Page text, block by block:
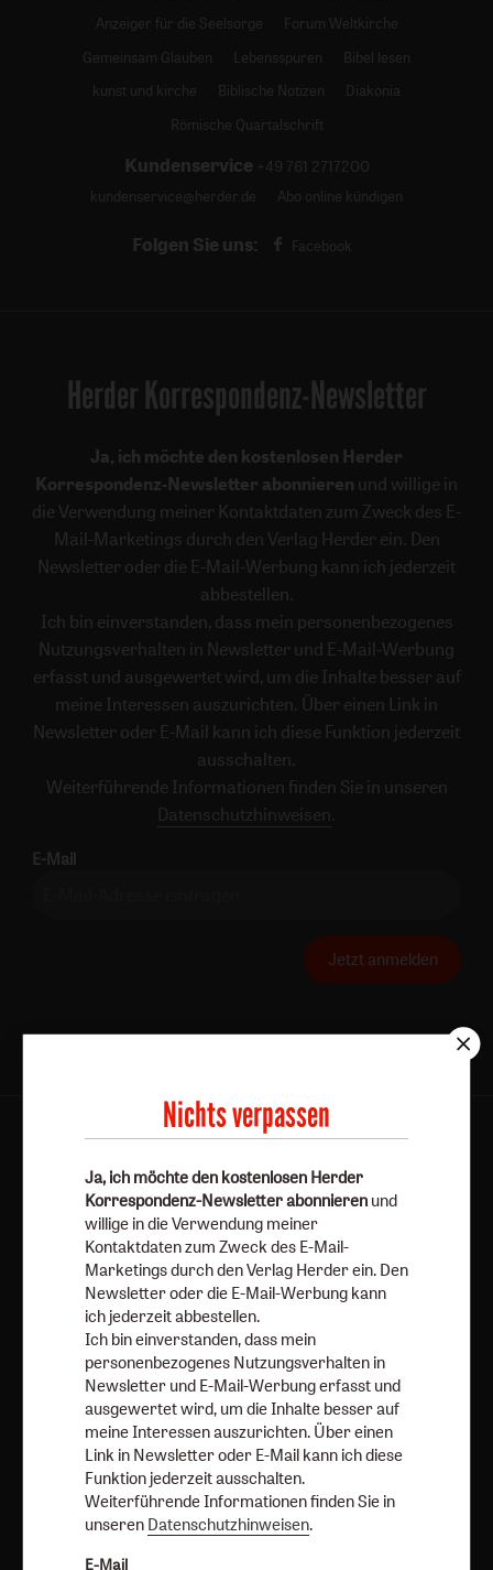
Anzeiger für die Seelsorge
Forum Weltkirche
Gemeinsam Glauben
Lebensspuren
Bibel lesen
kunst und kirche
Biblische Notizen
Diakonia
Römische Quartalschrift
Kundenservice +49 761 2717200
kundenservice@herder.de
Abo online kündigen
Folgen Sie uns: Facebook
Herder Korrespondenz-Newsletter
Ja, ich möchte den kostenlosen Herder
Korrespondenz-Newsletter abonnieren und willige in
die Verwendung meiner Kontaktdaten zum Zweck des E-
Mail-Marketings durch den Verlag Herder ein. Den
Newsletter oder die E-Mail-Werbung kann ich jederzeit
abbestellen.
Ich bin einverstanden, dass mein personenbezogenes
Nutzungsverhalten in Newsletter und E-Mail-Werbung
erfasst und ausgewertet wird, um die Inhalte besser auf
meine Interessen auszurichten. Über einen Link in
Newsletter oder E-Mail kann ich diese Funktion jederzeit
ausschalten.
Weiterführende Informationen finden Sie in unseren
Datenschutzhinweisen .
E-Mail
Jetzt anmelden
AGB und Widerrufsbelehrung
Datenschutz
Barrierefreiheit
Impressum
Vertrag widerrufen Abo online kündigen
Nach oben
Nichts verpassen
Ja, ich möchte den kostenlosen Herder
Korrespondenz-Newsletter abonnieren und
willige in die Verwendung meiner
Kontaktdaten zum Zweck des E-Mail-
Marketings durch den Verlag Herder ein. Den
Newsletter oder die E-Mail-Werbung kann
ich jederzeit abbestellen.
Ich bin einverstanden, dass mein
personenbezogenes Nutzungsverhalten in
Newsletter und E-Mail-Werbung erfasst und
ausgewertet wird, um die Inhalte besser auf
meine Interessen auszurichten. Über einen
Link in Newsletter oder E-Mail kann ich diese
Funktion jederzeit ausschalten.
Weiterführende Informationen finden Sie in
unseren Datenschutzhinweisen.
E-Mail